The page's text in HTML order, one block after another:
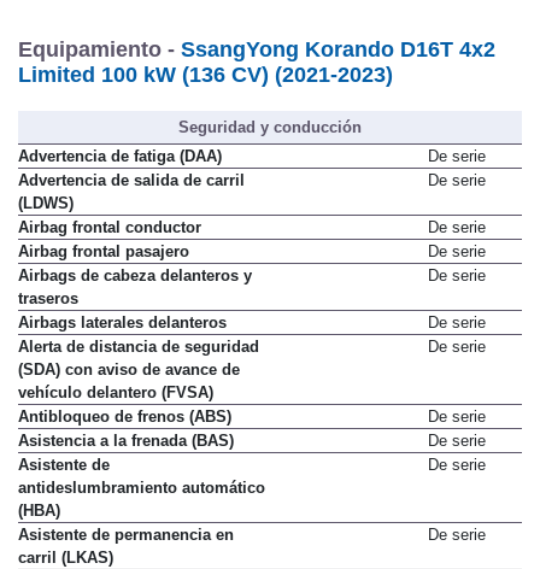
Equipamiento - SsangYong Korando D16T 4x2
Limited 100 kW (136 CV) (2021-2023)
Seguridad y conducción
Advertencia de fatiga (DAA)
De serie
Advertencia de salida de carril
(LDWS)
De serie
Airbag frontal conductor
De serie
Airbag frontal pasajero
De serie
Airbags de cabeza delanteros y
traseros
De serie
Airbags laterales delanteros
De serie
Alerta de distancia de seguridad
(SDA) con aviso de avance de
vehículo delantero (FVSA)
De serie
Antibloqueo de frenos (ABS)
De serie
Asistencia a la frenada (BAS)
De serie
Asistente de
antideslumbramiento automático
(HBA)
De serie
Asistente de permanencia en
carril (LKAS)
De serie